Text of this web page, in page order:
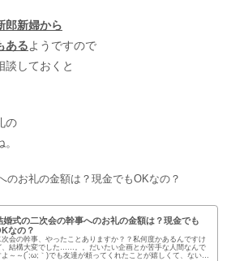
郎新婦から
あるようですので
談しておくと
の
お礼の金額は？現金でもOKなの？
婚式の二次会の幹事へのお礼の金額は？現金でも
なの？
次会の幹事、やったことありますか？？私何度かあるんですけ
、結構大変でした……。。だいたい企画とか苦手な人間なんで
よ～～(´;ω;｀)でも友達が頼ってくれたことが嬉しくて、ないア